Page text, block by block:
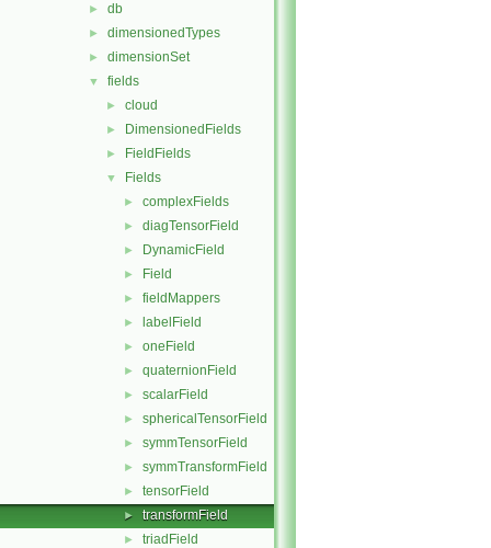
► db
► dimensionedTypes
► dimensionSet
▼ fields
► cloud
► DimensionedFields
► FieldFields
▼ Fields
► complexFields
► diagTensorField
► DynamicField
► Field
► fieldMappers
► labelField
► oneField
► quaternionField
► scalarField
► sphericalTensorField
► symmTensorField
► symmTransformField
► tensorField
► transformField
► triadField